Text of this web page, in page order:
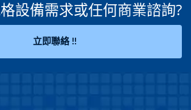
設備需求或任何商業諮詢?
立即聯絡 !!